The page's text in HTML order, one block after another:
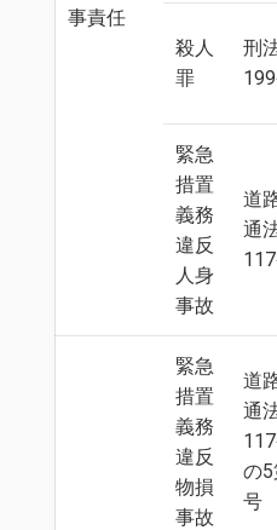
事責任
殺人
罪
刑
緊急
措置
義務
違反
人身
事故
道
通
緊急
措置
義務
違反
物損
事故
道
通
の5
号